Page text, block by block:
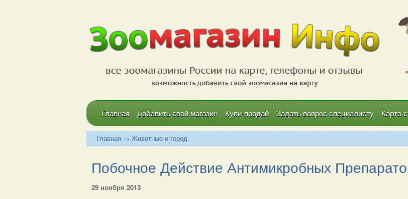
Главная Добавить свой магазин Купи-продай Задать вопрос специалисту Карта
Главная → Животные и город
Побочное Действие Антимикробных
29 ноября 2013